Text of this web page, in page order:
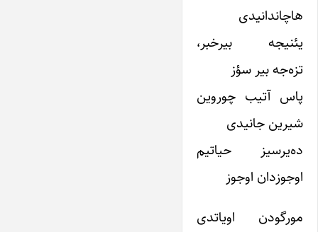
هاچاندانیدی
یئنیجه بیرخبر،
تزه‌جه بیر سؤز
پاس آتیب چوروین
شیرین جانیدی
ده‌یرسیز حیاتیم
اوجوزدان اوجوز
مورگودن اویاتدی